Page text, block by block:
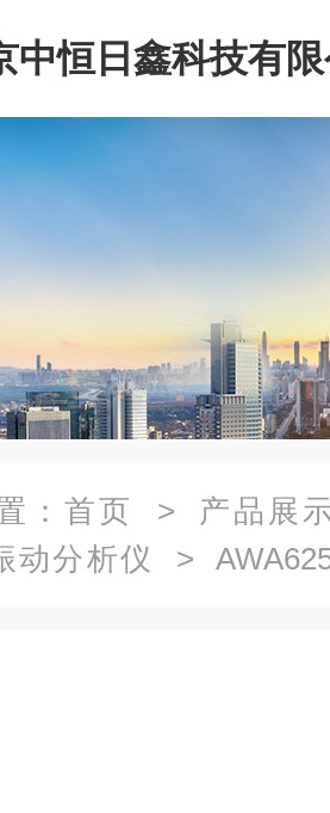
中恒日鑫科技有
： 首页 > 产品展
动分析仪
>